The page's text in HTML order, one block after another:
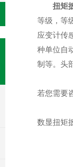
扭矩
等级，等
应变计传
种单位自
制等。 头
若您需要
数显扭矩